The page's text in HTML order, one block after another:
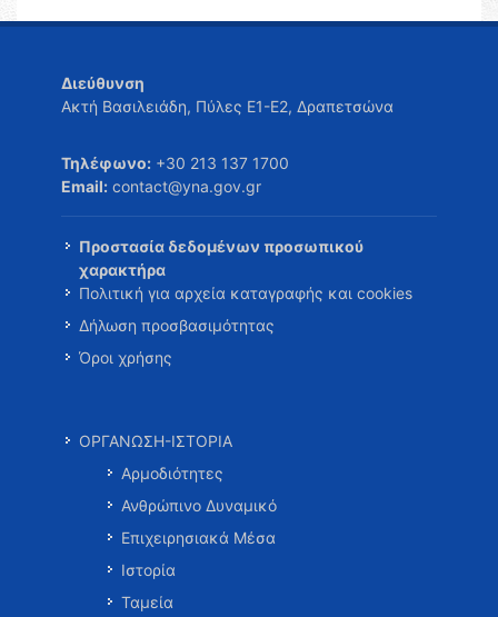
Διεύθυνση
Ακτή Βασιλειάδη, Πύλες Ε1-Ε2, Δραπετσώνα
Τηλέφωνο: +30 213 137 1700
Email: contact@yna.gov.gr
Προστασία δεδομένων προσωπικού
χαρακτήρα
Πολιτική για αρχεία καταγραφής και cookies
Δήλωση προσβασιμότητας
Όροι χρήσης
ΟΡΓΑΝΩΣΗ-ΙΣΤΟΡΙΑ
Αρμοδιότητες
Ανθρώπινο Δυναμικό
Επιχειρησιακά Μέσα
Ιστορία
Ταμεία